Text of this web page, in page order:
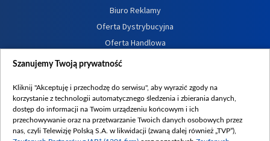
Biuro Reklamy
Oferta Dystrybucyjna
Oferta Handlowa
Dostępność
Procedura zgłoszeń wewnętrznych
Szanujemy Twoją prywatność
Kliknij "Akceptuję i przechodzę do serwisu", aby wyrazić zgody na
korzystanie z technologii automatycznego śledzenia i zbierania danych,
dostęp do informacji na Twoim urządzeniu końcowym i ich
przechowywanie oraz na przetwarzanie Twoich danych osobowych przez
nas, czyli Telewizję Polską S.A. w likwidacji (zwaną dalej również „TVP”),